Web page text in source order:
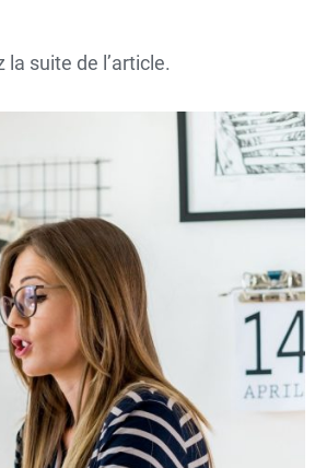
la suite de l’article.